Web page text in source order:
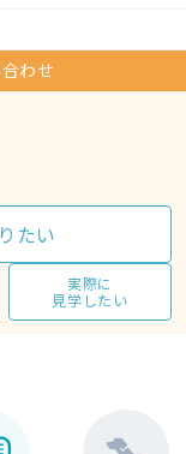
わせ
たい
実際に
見学したい